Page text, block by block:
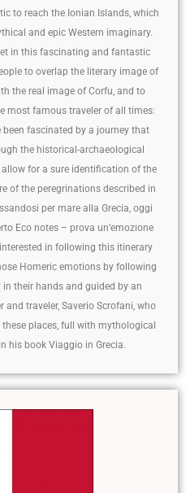
to reach the Ionian Islands, which
and epic Western imaginary.
in this fascinating and fantastic
to overlap the literary image of
the real image of Corfu, and to
most famous traveler of all times:
been fascinated by a journey that
the historical-archaeological
for a sure identification of the
of the peregrinations described in
per mare alla Grecia, oggi
Eco notes – prova un’emozione
in following this itinerary
Homeric emotions by following
their hands and guided by an
traveler, Saverio Scrofani, who
places, full with mythological
his book Viaggio in Grecia.